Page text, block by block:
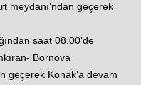
meydanı’ndan geçerek
saat 08.00’de
Bornova
geçerek Konak’a devam